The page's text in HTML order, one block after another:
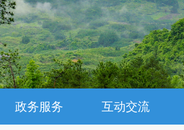
政务服务 互动交流